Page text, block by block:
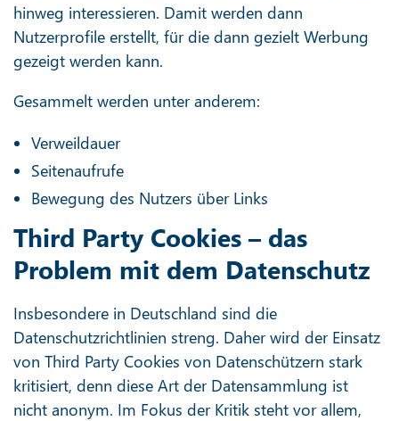
hinweg interessieren. Damit werden dann
Nutzerprofile erstellt, für die dann gezielt Werbung
gezeigt werden kann.
Gesammelt werden unter anderem:
Verweildauer
Seitenaufrufe
Bewegung des Nutzers über Links
Third Party Cookies – das
Problem mit dem Datenschutz
Insbesondere in Deutschland sind die
Datenschutzrichtlinien streng. Daher wird der Einsatz
von Third Party Cookies von Datenschützern stark
kritisiert, denn diese Art der Datensammlung ist
nicht anonym. Im Fokus der Kritik steht vor allem,